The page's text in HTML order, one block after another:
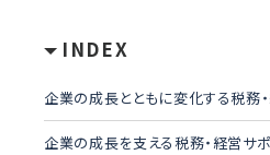
INDEX
企業の成長とともに変化する税務
企業の成長を支える税務・経営サ